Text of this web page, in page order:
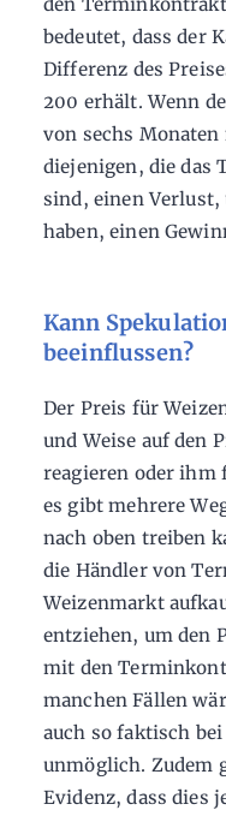
bedeutet, dass der
Differenz des
200 erhält. Wenn
von sechs
diejenigen, die das
sind, einen
haben, einen
Kann
beeinflussen?
Der Preis für
und Weise auf den
reagieren oder ihm
es gibt mehrere
nach oben treiben
die Händler von
Weizenmarkt
entziehen, um den
mit den
manchen Fällen
auch so faktisch
unmöglich. Zudem
Evidenz, dass dies